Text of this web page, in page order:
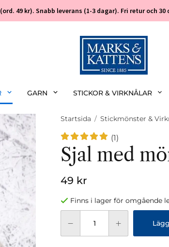
49 kr). Snabb leverans (1-3 dagar). Fri retur och
GARN STICKOR & VIRKNÅLAR
Startsida / Stickmönster &
(1)
Sjal med
49 kr
Finns i lager för omgående